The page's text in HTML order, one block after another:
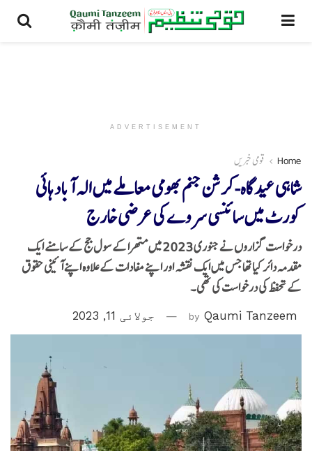
ADVERTISEMENT
Home قومی خبریں
شاہی عیدگاہ-کرشن جنم بھومی معاملے میں الہ آباد ہائی
کورٹ میں سائنسی سروے کی عرضی خارج
درخواست گزاروں نے جنوری 2023 میں متھرا کے سول جج کے سامنے ایک
مقدمہ دائر کیا تھا جس میں ایک نقشہ اور اپنے مفادات کے علاوہ اپنے آئینی حقوق
کے تحفظ کی درخواست کی تھی۔
by Qaumi Tanzeem جولائی 11, 2023